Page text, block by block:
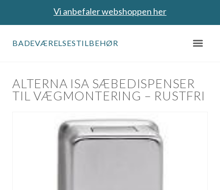
Vi anbefaler webshoppen her
BADEVÆRELSESTILBEHØR
ALTERNA ISA SÆBEDISPENSER
TIL VÆGMONTERING – RUSTFRI